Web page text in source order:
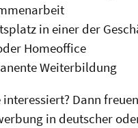
in einer der
Homeoffice
Weiterbildung
interessiert? Dann
in deutscher